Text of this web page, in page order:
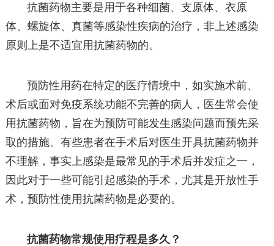
抗菌药物主要是用于各种细菌、支原体、衣原
体、螺旋体、真菌等感染性疾病的治疗，非上述感染
原则上是不适宜用抗菌药物的。
预防性用药在特定的医疗情境中，如实施术前、
术后或面对免疫系统功能不完善的病人，医生常会使
用抗菌药物，旨在为预防可能发生感染问题而预先采
取的措施。有些患者在手术后对医生开具抗菌药物并
不理解，事实上感染是最常见的手术后并发症之一，
因此对于一些可能引起感染的手术，尤其是开放性手
术，预防性使用抗菌药物是必要的。
抗菌药物常规使用疗程是多久？